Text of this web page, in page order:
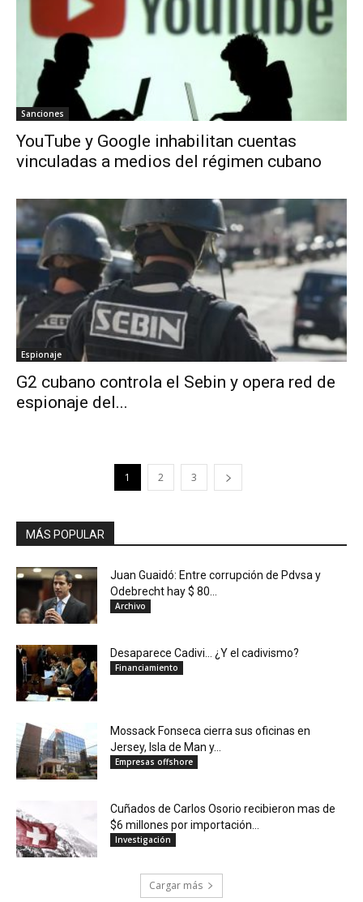
Sanciones
YouTube y Google inhabilitan cuentas
vinculadas a medios del régimen cubano
Espionaje
G2 cubano controla el Sebin y opera red de
espionaje del...
1 2 3
MÁS POPULAR
Juan Guaidó: Entre corrupción de Pdvsa y
Odebrecht hay $ 80...
Archivo
Desaparece Cadivi… ¿Y el cadivismo?
Financiamiento
Mossack Fonseca cierra sus oficinas en
Jersey, Isla de Man y...
Empresas offshore
Cuñados de Carlos Osorio recibieron mas de
$6 millones por importación...
Investigación
Cargar más